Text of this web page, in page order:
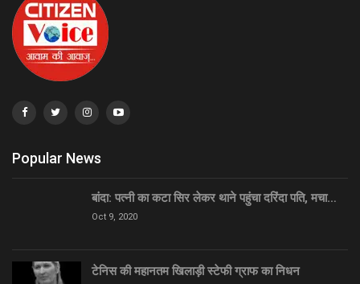
Popular News
बांदा: पत्नी का कटा सिर लेकर थाने पहुंचा दरिंदा पति, मचा…
Oct 9, 2020
टेनिस की महानतम खिलाड़ी स्टेफी ग्राफ का निधन